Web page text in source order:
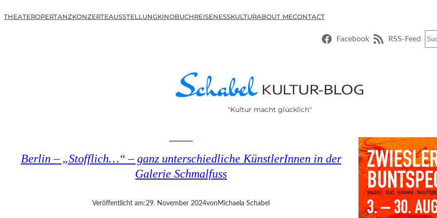
THEATEROPERTANZKONZERTEAUSSTELLUNGKINOBUCHREISENESSKULTURABOUT MECONTACT
Facebook RSS-Feed
"Kultur macht glücklich"
Berlin – „Stofflich…“ – ganz unterschiedliche KünstlerInnen in der
Galerie Schmalfuss
Veröffentlicht am:29. November 2024von Michaela Schabel